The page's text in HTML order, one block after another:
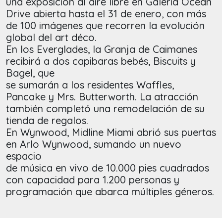
Drive abierta hasta el 31 de enero, con más
de 100 imágenes que recorren la evolución
global del art déco.
En los Everglades, la Granja de Caimanes
recibirá a dos capibaras bebés, Biscuits y
Bagel, que
se sumarán a los residentes Waffles,
Pancake y Mrs. Butterworth. La atracción
también completó una remodelación de su
tienda de regalos.
En Wynwood, Midline Miami abrió sus puertas
en Arlo Wynwood, sumando un nuevo
espacio
de música en vivo de 10.000 pies cuadrados
con capacidad para 1.200 personas y
programación que abarca múltiples géneros.